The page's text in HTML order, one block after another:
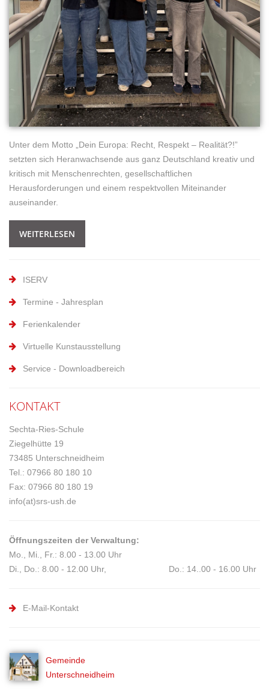
Unter dem Motto „Dein Europa: Recht, Respekt – Realität?!”
setzten sich Heranwachsende aus ganz Deutschland kreativ und
kritisch mit Menschenrechten, gesellschaftlichen
Herausforderungen und einem respektvollen Miteinander
auseinander.
WEITERLESEN
ISERV
Termine - Jahresplan
Ferienkalender
Virtuelle Kunstausstellung
Service - Downloadbereich
KONTAKT
Sechta-Ries-Schule
Ziegelhütte 19
73485 Unterschneidheim
Tel.: 07966 80 180 10
Fax: 07966 80 180 19
info(at)srs-ush.de
Öffnungszeiten der Verwaltung:
Mo., Mi., Fr.: 8.00 - 13.00 Uhr
Di., Do.: 8.00 - 12.00 Uhr, Do.: 14..00 - 16.00 Uhr
E-Mail-Kontakt
Gemeinde
Unterschneidheim